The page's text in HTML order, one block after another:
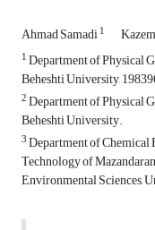
Ahmad Samadi1
1Department of Physical
Beheshti University,
2Department of Physical
Beheshti University.
3Department of
Technology of
Environmental Sciences,